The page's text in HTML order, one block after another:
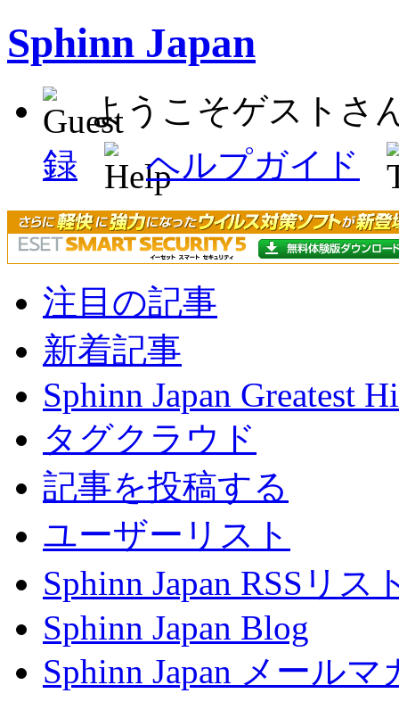
Sphinn Japan
ようこそゲスト
録
ヘルプガイド
注目の記事
新着記事
Sphinn Japan Greatest
タグクラウド
記事を投稿する
ユーザーリスト
Sphinn Japan RSSリス
Sphinn Japan Blog
Sphinn Japan メールマ